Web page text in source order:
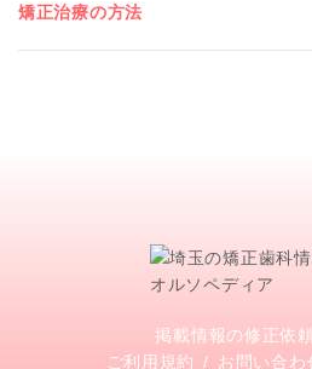
矯正治療の方法
掲載情報の修正依
ご利用規約
お問い合わ